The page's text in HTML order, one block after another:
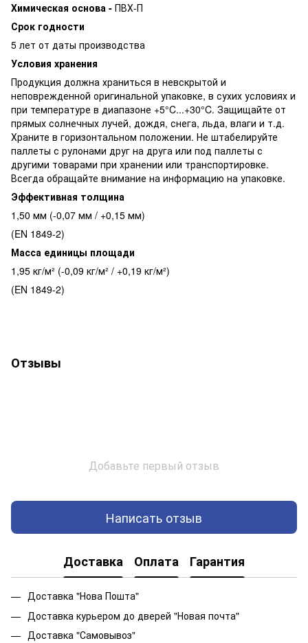
Химическая основа - ПВХ-П
Срок годности
5 лет от даты производства
Условия хранения
Продукция должна храниться в невскрытой и
неповрежденной оригинальной упаковке, в сухих условиях и
при температуре в диапазоне +5°C...+30°C. Защищайте от
прямых солнечных лучей, дождя, снега, льда, влаги и т.д.
Храните в горизонтальном положении. Не штабелируйте
паллеты с рулонами друг на друга или под паллеты с
другими товарами при хранении или транспортировке.
Всегда обращайте внимание на информацию на упаковке.
Эффективная толщина
1,50 мм (-0,07 мм / +0,15 мм)
(EN 1849-2)
Масса единицы площади
1,95 кг/м² (-0,09 кг/м² / +0,19 кг/м²)
(EN 1849-2)
Отзывы
Добавьте первый отзыв
Написать отзыв
Доставка Оплата Гарантия
Доставка "Нова Пошта"
Доставка курьером до дверей "Новая почта"
Доставка "Самовывоз"